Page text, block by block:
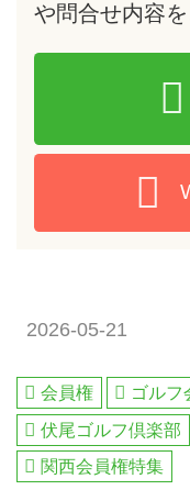
や問合せ内容を
2026-05-21
会員権 ゴルフ
伏尾ゴルフ倶楽部
関西会員権特集